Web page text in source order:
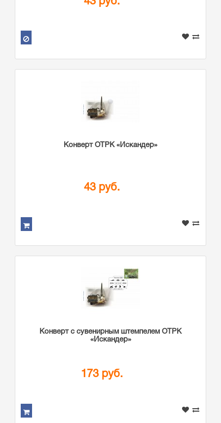
Конверт ОТРК «Искандер»
43 руб.
Конверт с сувенирным штемпелем ОТРК
«Искандер»
173 руб.